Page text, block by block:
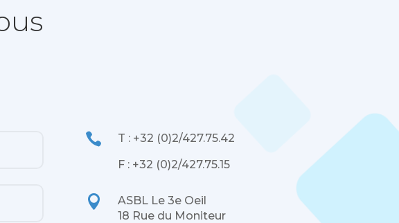

T : +32 (0)2/427.75.42
F : +32 (0)2/427.75.15

ASBL Le 3e Oeil
18 Rue du Moniteur